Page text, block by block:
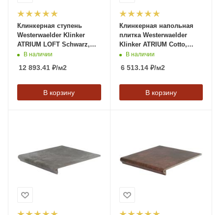
Клинкерная ступень
Westerwaelder Klinker
ATRIUM LOFT Schwarz,
310*320*9,5 мм
В наличии
12 893.41 ₽/м2
В корзину
Клинкерная напольная
плитка Westerwaelder
Klinker ATRIUM Cotto,
310*310*9,5 мм
В наличии
6 513.14₽/м2
В корзину